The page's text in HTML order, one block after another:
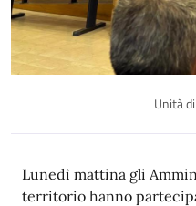
Unità
Descrizione
Lunedì mattina gli
territorio hanno